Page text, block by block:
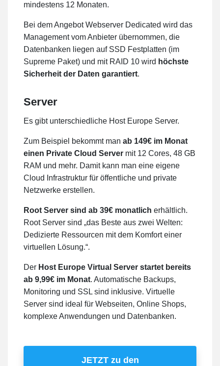
mindestens 12 Monaten.
Bei dem Angebot Webserver Dedicated wird das
Management vom Anbieter übernommen, die
Datenbanken liegen auf SSD Festplatten (im
Supreme Paket) und mit RAID 10 wird höchste
Sicherheit der Daten garantiert.
Server
Es gibt unterschiedliche Host Europe Server.
Zum Beispiel bekommt man ab 149€ im Monat
einen Private Cloud Server mit 12 Cores, 48 GB
RAM und mehr. Damit kann man eine eigene
Cloud Infrastruktur für öffentliche und private
Netzwerke erstellen.
Root Server sind ab 39€ monatlich erhältlich.
Root Server sind „das Beste aus zwei Welten:
Dedizierte Ressourcen mit dem Komfort einer
virtuellen Lösung.“.
Der Host Europe Virtual Server startet bereits
ab 9,99€ im Monat. Automatische Backups,
Monitoring und SSL sind inklusive. Virtuelle
Server sind ideal für Webseiten, Online Shops,
komplexe Anwendungen und Datenbanken.
JETZT zu den